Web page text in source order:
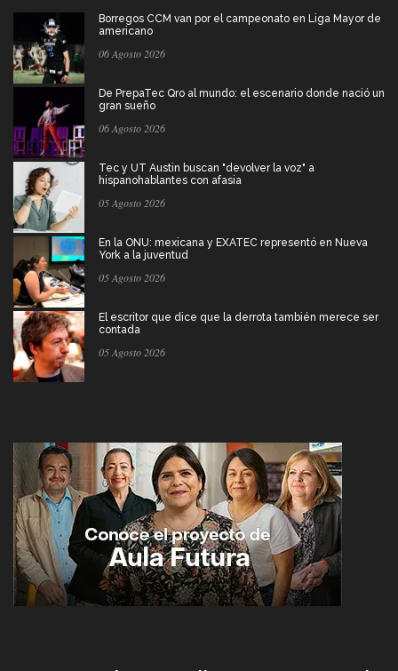
Borregos CCM van por el campeonato en Liga Mayor de
americano
06 Agosto 2026
De PrepaTec Qro al mundo: el escenario donde nació un
gran sueño
06 Agosto 2026
Tec y UT Austin buscan "devolver la voz" a
hispanohablantes con afasia
05 Agosto 2026
En la ONU: mexicana y EXATEC representó en Nueva
York a la juventud
05 Agosto 2026
El escritor que dice que la derrota también merece ser
contada
05 Agosto 2026